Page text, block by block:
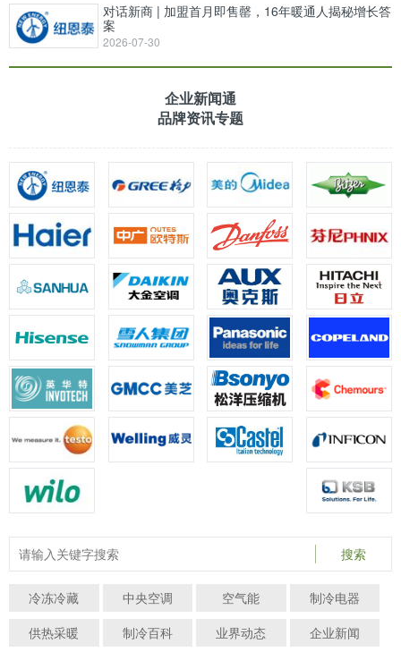
对话新商 | 加盟首月即售罄，16年暖通人揭秘增长答
案
2026-07-30
企业新闻通
品牌资讯专题
搜索
冷冻冷藏 中央空调 空气能
制冷电器
供热采暖
制冷百科 业界动态 企业新闻